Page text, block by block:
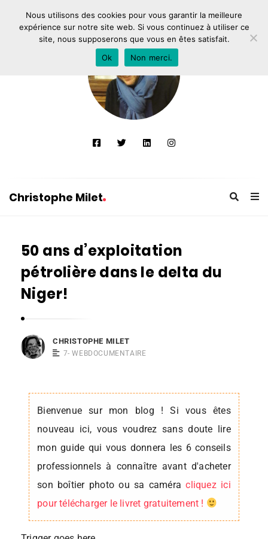
Christophe Milet
50 ans d’exploitation
pétrolière dans le delta du
Niger!
CHRISTOPHE MILET
7- WEBDOCUMENTAIRE
Bienvenue sur mon blog ! Si vous êtes
nouveau ici, vous voudrez sans doute lire
mon guide qui vous donnera les 6 conseils
professionnels à connaître avant d'acheter
son boîtier photo ou sa caméracliquez ici
pour télécharger le livret gratuitement !
Nous utilisons des cookies pour vous garantir la meilleure
expérience sur notre site web. Si vous continuez à utiliser ce
site, nous supposerons que vous en êtes satisfait.
Ok
Non merci.